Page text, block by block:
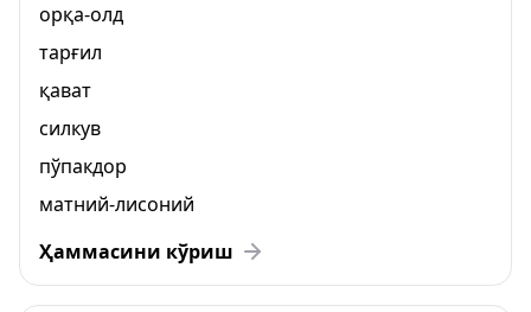
орқа-олд
тарғил
қават
силкув
пўпакдор
матний-лисоний
Ҳаммасини кўриш